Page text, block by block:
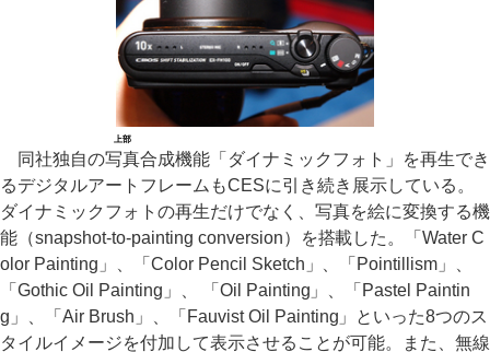
上部
同社独自の写真合成機能「ダイナミックフォト」を再生でき
るデジタルアートフレームもCESに引き続き展示している。
ダイナミックフォトの再生だけでなく、写真を絵に変換する機
能（snapshot-to-painting conversion）を搭載した。「Water C
olor Painting」、「Color Pencil Sketch」、「Pointillism」、
「Gothic Oil Painting」、 「Oil Painting」、「Pastel Paintin
g」、「Air Brush」、「Fauvist Oil Painting」といった8つのス
タイルイメージを付加して表示させることが可能。また、無線